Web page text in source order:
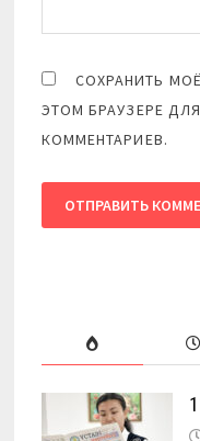
СОХРАНИТЬ
ЭТОМ БРАУЗЕРЕ
КОММЕНТАРИЕВ.